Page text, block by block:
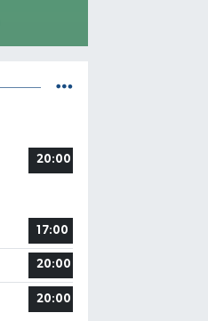
20:00
17:00
20:00
20:00